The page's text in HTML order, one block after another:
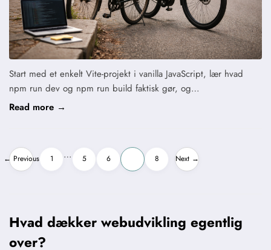
Start med et enkelt Vite-projekt i vanilla JavaScript, lær hvad
npm run dev og npm run build faktisk gør, og…
Read more →
Indlægsinddeling
← Previous 1 … 5 6 8 Next →
Hvad dækker webudvikling egentlig
over?